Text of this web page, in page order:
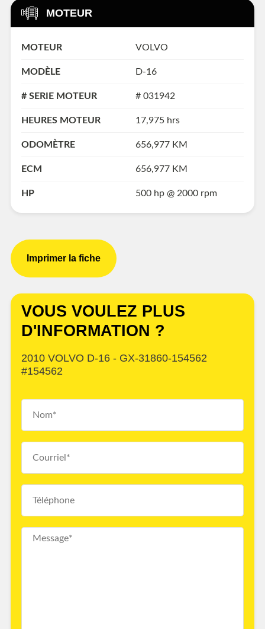
MOTEUR
MOTEUR VOLVO
MODÈLE D-16
# SERIE MOTEUR # 031942
HEURES MOTEUR 17,975 hrs
ODOMÈTRE 656,977 KM
ECM 656,977 KM
HP 500 hp @ 2000 rpm
Imprimer la fiche
VOUS VOULEZ PLUS
D'INFORMATION ?
2010 VOLVO D-16 - GX-31860-154562
#154562